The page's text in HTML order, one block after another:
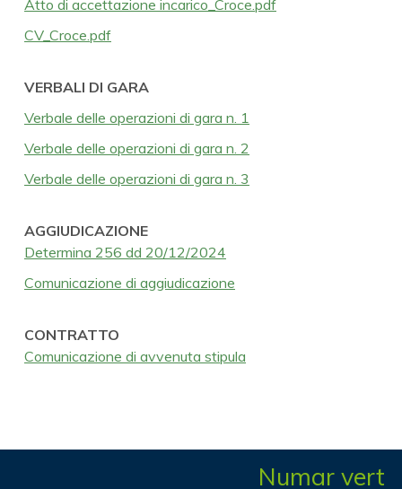
Atto di accettazione incarico_Croce.pdf
CV_Croce.pdf
VERBALI DI GARA
Verbale delle operazioni di gara n. 1
Verbale delle operazioni di gara n. 2
Verbale delle operazioni di gara n. 3
AGGIUDICAZIONE
Determina 256 dd 20/12/2024
Comunicazione di aggiudicazione
CONTRATTO
Comunicazione di avvenuta stipula
Numar vert